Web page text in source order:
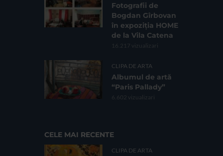
Fotografii de
Bogdan Gîrbovan
în expoziția HOME
de la Vila Catena
16.217 vizualizari
CLIPA DE ARTA
Albumul de artă
“Paris Pallady”
6.602 vizualizari
CELE MAI RECENTE
CLIPA DE ARTA